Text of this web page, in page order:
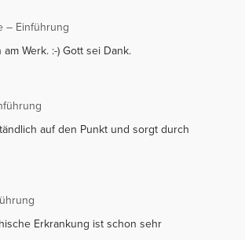
– Einführung
Werk. :-) Gott sei Dank.
auf den Punkt und sorgt durch
Erkrankung ist schon sehr